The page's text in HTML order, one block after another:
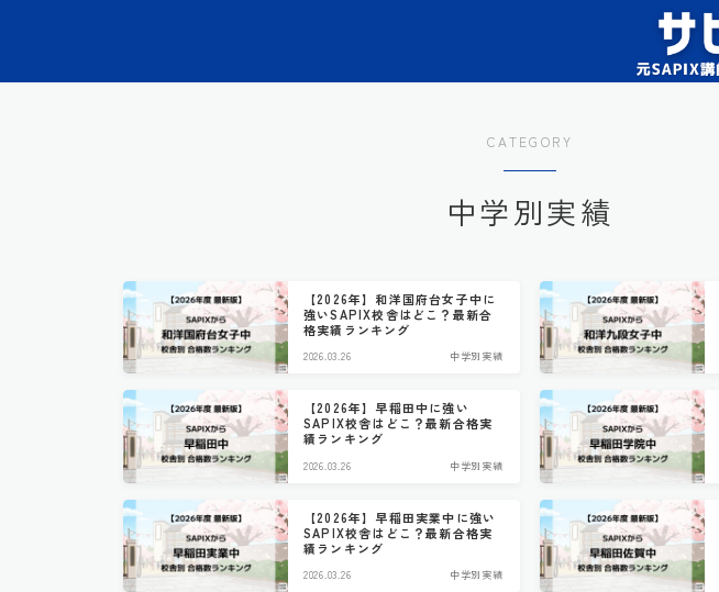
CATEGORY
中学別実績
【2026年】和洋国府台女子中に
強いSAPIX校舎はどこ？最新合
格実績ランキング
2026.03.26 中学別実績
【2026年】早稲田中に強い
SAPIX校舎はどこ？最新合格実
績ランキング
2026.03.26 中学別実績
【2026年】早稲田実業中に強い
SAPIX校舎はどこ？最新合格実
績ランキング
2026.03.26 中学別実績